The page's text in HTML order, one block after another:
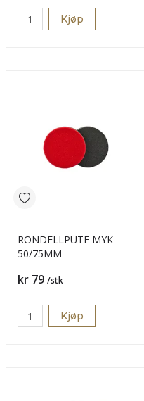
Kjøp
RONDELLPUTE MYK
50/75MM
Pris
kr 79 /stk
Kjøp